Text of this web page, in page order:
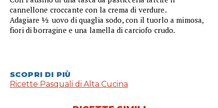
cannellone croccante con la crema di verdure.
Adagiare ½ uovo di quaglia sodo, con il tuorlo a mimosa,
fiori di borragine e una lamella di carciofo crudo.
SCOPRI DI PIÙ
Ricette Pasquali di Alta Cucina